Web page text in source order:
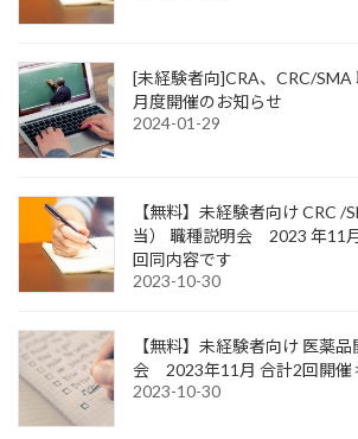
[未経験者向]CRA、CRC/SMA
月度開催のお知らせ
2024-01-29
【無料】未経験者向け CRC /
当） 職種説明会 2023 年11
回同内容です
2023-10-30
【無料】未経験者向け 医薬
会 2023年11月 合計2回開催
2023-10-30